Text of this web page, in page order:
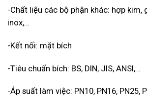
-Chất liệu các bộ phận khác: hợp kim,
inox,…
-Kết nối: mặt bích
-Tiêu chuẩn bích: BS, DIN, JIS, ANSI,…
-Áp suất làm việc: PN10, PN16, PN25,